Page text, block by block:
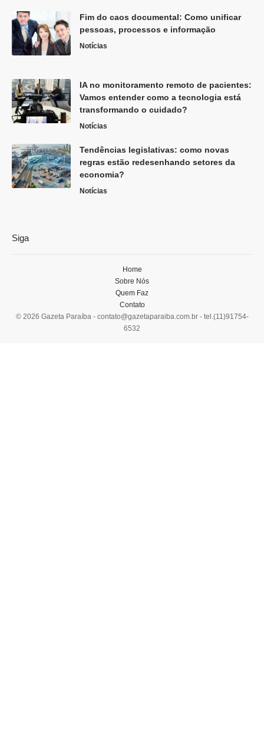
Fim do caos documental: Como unificar
pessoas, processos e informação
Notícias
IA no monitoramento remoto de pacientes:
Vamos entender como a tecnologia está
transformando o cuidado?
Notícias
Tendências legislativas: como novas
regras estão redesenhando setores da
economia?
Notícias
Siga
© 2026 Gazeta Paraíba - contato@gazetaparaiba.com.br- tel.(11)91754-
6532
Home
Sobre Nós
Quem Faz
Contato